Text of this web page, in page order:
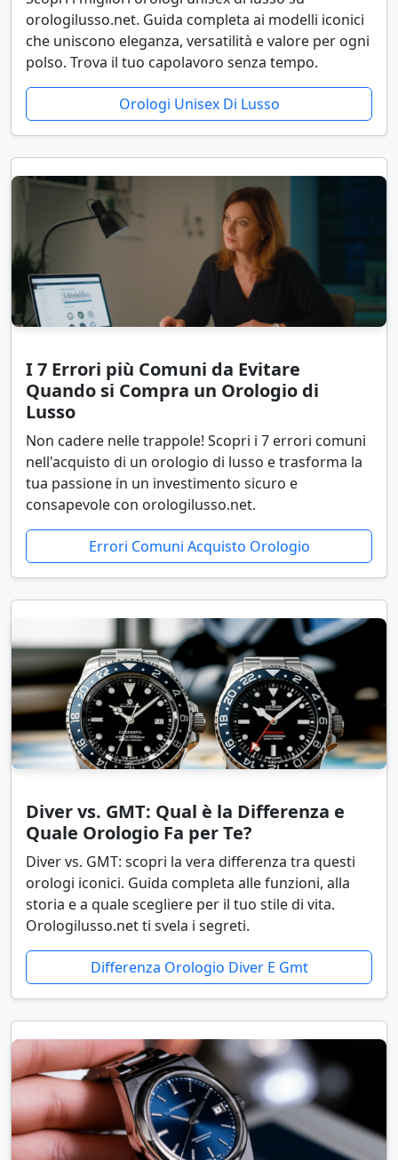
orologilusso.net. Guida completa ai modelli iconici
che uniscono eleganza, versatilità e valore per ogni
polso. Trova il tuo capolavoro senza tempo.
Orologi Unisex Di Lusso
I 7 Errori più Comuni da Evitare
Quando si Compra un Orologio di
Lusso
Non cadere nelle trappole! Scopri i 7 errori comuni
nell'acquisto di un orologio di lusso e trasforma la
tua passione in un investimento sicuro e
consapevole con orologilusso.net.
Errori Comuni Acquisto Orologio
Diver vs. GMT: Qual è la Differenza e
Quale Orologio Fa per Te?
Diver vs. GMT: scopri la vera differenza tra questi
orologi iconici. Guida completa alle funzioni, alla
storia e a quale scegliere per il tuo stile di vita.
Orologilusso.net ti svela i segreti.
Differenza Orologio Diver E Gmt